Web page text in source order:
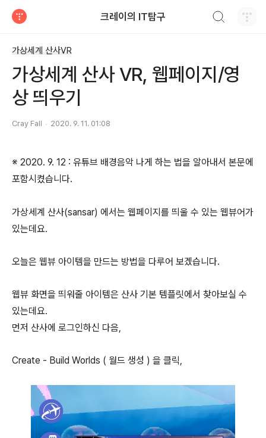
크레이의 IT탐구
가상세계 산사VR
가상세계 산사 VR, 웹페이지/영
상 띄우기
Cray Fall 2020. 9. 11. 01:08
※ 2020. 9. 12 : 유튜브 배경음악 나게 하는 법을 알아내서 본문에
포함시켰습니다.
가상세계 산사(sansar) 에서는 웹페이지를 띄울 수 있는 웹뷰어가
있는데요.
오늘은 웹뷰 아이템을 만드는 방법을 다루어 보겠습니다.
웹뷰 화면을 띄워줄 아이템은 산사 기본 템플릿에서 찾아보실 수
있는데요.
먼저 산사에 로그인하신 다음,
Create - Build Worlds ( 월드 생성 ) 을 클릭,